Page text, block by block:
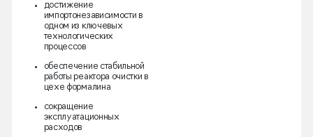
достижение
импортонезависимости в
одном из ключевых
технологических
процессов
обеспечение стабильной
работы реактора очистки в
цехе формалина
сокращение
эксплуатационных
расходов